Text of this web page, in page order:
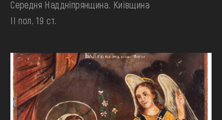
Середня Наддніпрянщина. Київщина
II пол. 19 ст.